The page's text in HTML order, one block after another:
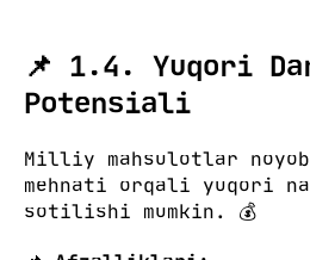
📌 1.4. Yuqori
Potensiali
Milliy mahsulotlar
mehnati orqali yuqori
sotilishi mumkin. 💰